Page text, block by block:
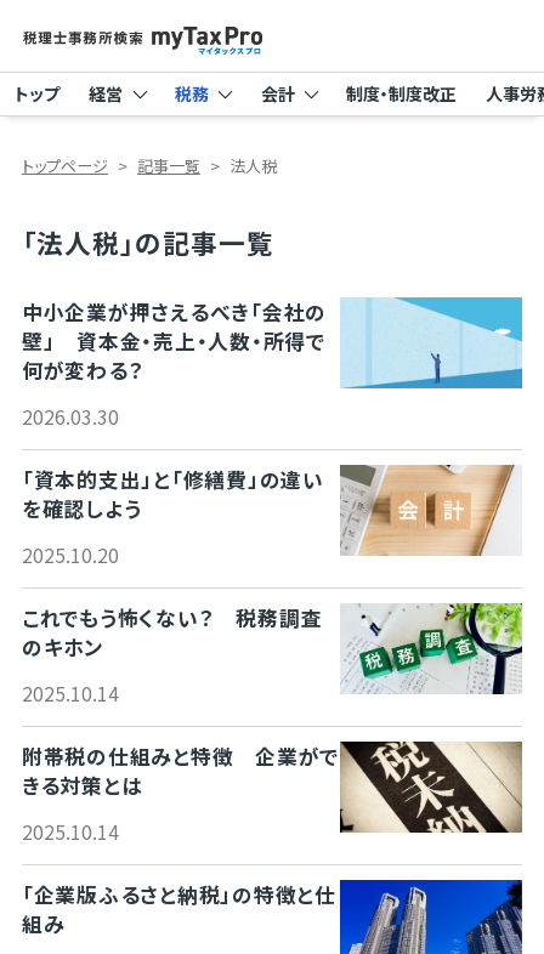
トップ 経営 税務 会計 制度・制度改正 人事労
トップページ 記事一覧 法人税
「法人税」の記事一覧
中小企業が押さえるべき「会社の
壁」 資本金・売上・人数・所得で
何が変わる？
2026.03.30
「資本的支出」と「修繕費」の違い
を確認しよう
2025.10.20
これでもう怖くない？ 税務調査
のキホン
2025.10.14
附帯税の仕組みと特徴 企業がで
きる対策とは
2025.10.14
「企業版ふるさと納税」の特徴と仕
組み